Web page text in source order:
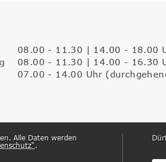
08.00 - 11.30 | 14.00 - 18.00
08.00 - 11.30 | 14.00 - 16.30
07.00 - 14.00 Uhr
Alle Daten werden
.